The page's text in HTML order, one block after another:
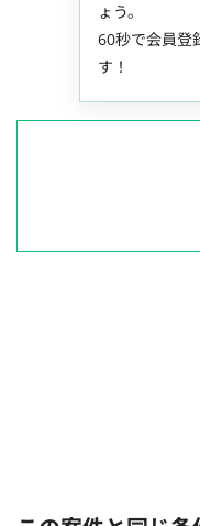
ょう。
60秒で会員登
す！